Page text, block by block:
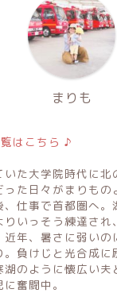
まりも
はこちら ♪
いた大学院時代に北
った日々がまりもの
仕事で首都圏へ。
りいっそう練達され
近年、暑さに弱いの
。負けじと光合成に
湖のように懐広い夫
奮闘中。